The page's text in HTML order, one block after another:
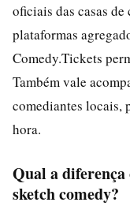
oficiais das casas
plataformas
Comedy.Tickets
Também vale
comediantes locais,
hora.
Qual a
sketch comedy?